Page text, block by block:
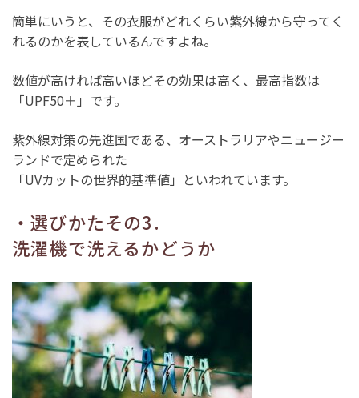
簡単にいうと、その衣服がどれくらい紫外線から守ってく
れるのかを表しているんですよね。
数値が高ければ高いほどその効果は高く、最高指数は
「UPF50＋」です。
紫外線対策の先進国である、オーストラリアやニュージー
ランドで定められた
「UVカットの世界的基準値」といわれています。
・選びかたその3.
洗濯機で洗えるかどうか